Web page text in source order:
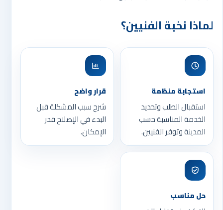
لماذا نخبة الفنيين؟
استجابة منظمة
استقبال الطلب وتحديد
الخدمة المناسبة حسب
المدينة وتوفر الفنيين.
قرار واضح
شرح سبب المشكلة قبل
البدء في الإصلاح قدر
الإمكان.
حل مناسب